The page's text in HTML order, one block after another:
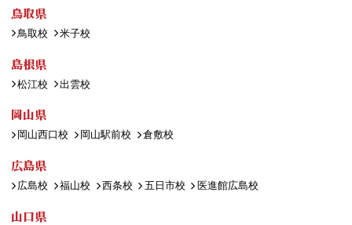
鳥取県
鳥取校 米子校
島根県
松江校 出雲校
岡山県
岡山西口校 岡山駅前校 倉敷校
広島県
広島校 福山校 西条校 五日市校 医進館広島校
山口県